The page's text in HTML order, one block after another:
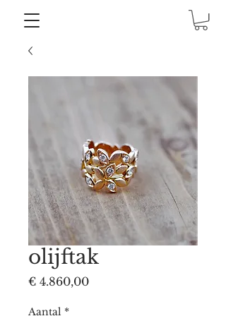
olijftak
€ 4.860,00Prijs
Aantal *